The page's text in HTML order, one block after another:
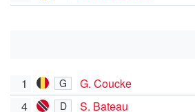
1 G
G. Coucke
4
D
S. Bateau